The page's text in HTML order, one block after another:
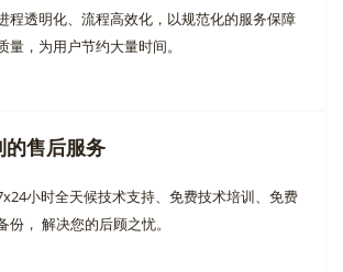
程透明化、流程高效化，以规范化的服务保障
量，为用户节约大量时间。
的售后服务
小时全天候技术支持、免费技术培训、免费
份， 解决您的后顾之忧。